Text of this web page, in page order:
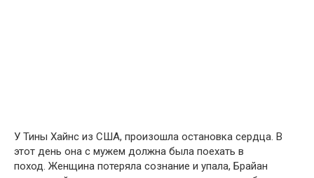
У Тины Хайнс из США, произошла остановка сердца. В
этот день она с мужем должна была поехать в
поход. Женщина потеряла сознание и упала, Брайан